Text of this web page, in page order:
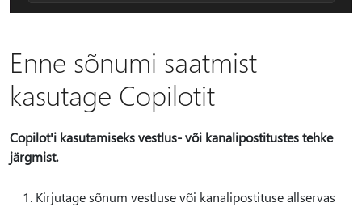
Enne sõnumi saatmist
kasutage Copilotit
Copilot'i kasutamiseks vestlus- või kanalipostitustes tehke
järgmist.
Kirjutage sõnum vestluse või kanalipostituse allservas